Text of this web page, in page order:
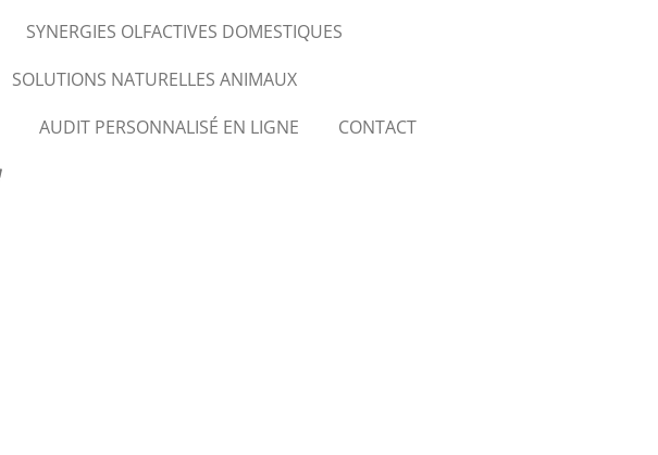
SYNERGIES OLFACTIVES DOMESTIQUES
SOLUTIONS NATURELLES ANIMAUX
AUDIT PERSONNALISÉ EN LIGNE CONTACT